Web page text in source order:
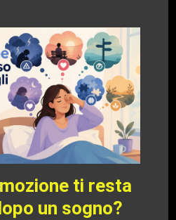
ti resta
un sogno?